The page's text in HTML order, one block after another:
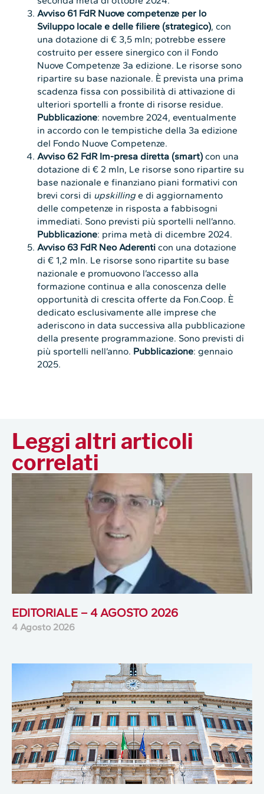
Avviso 61 FdR Nuove competenze per lo
Sviluppo locale e delle filiere (strategico), con
una dotazione di € 3,5 mln; potrebbe essere
costruito per essere sinergico con il Fondo
Nuove Competenze 3a edizione. Le risorse sono
ripartire su base nazionale. È prevista una prima
scadenza fissa con possibilità di attivazione di
ulteriori sportelli a fronte di risorse residue.
Pubblicazione: novembre 2024, eventualmente
in accordo con le tempistiche della 3a edizione
del Fondo Nuove Competenze.
Avviso 62 FdR Im-presa diretta (smart)con una
dotazione di € 2 mln, Le risorse sono ripartire su
base nazionale e finanziano piani formativi con
brevi corsi di upskillinge di aggiornamento
delle competenze in risposta a fabbisogni
immediati. Sono previsti più sportelli nell’anno.
Pubblicazione: prima metà di dicembre 2024.
Avviso 63 FdR Neo Aderenticon una dotazione
di € 1,2 mln. Le risorse sono ripartite su base
nazionale e promuovono l’accesso alla
formazione continua e alla conoscenza delle
opportunità di crescita offerte da Fon.Coop. È
dedicato esclusivamente alle imprese che
aderiscono in data successiva alla pubblicazione
della presente programmazione. Sono previsti di
più sportelli nell’anno. Pubblicazione: gennaio
2025.
Leggi altri articoli
correlati
EDITORIALE – 4 AGOSTO 2026
4 Agosto 2026